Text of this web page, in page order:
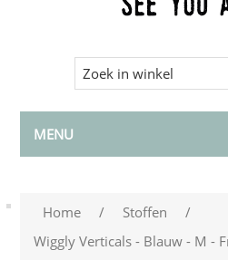
MENU
Home / Stoffen
/
Wiggly Verticals - Blauw - M -